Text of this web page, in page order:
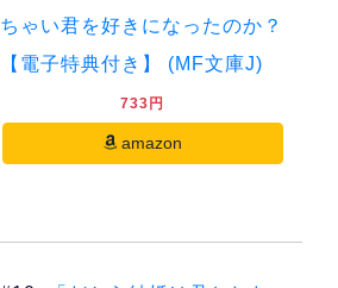
ちゃい君を好きになったのか？
【電子特典付き】 (MF文庫J)
733円
amazon